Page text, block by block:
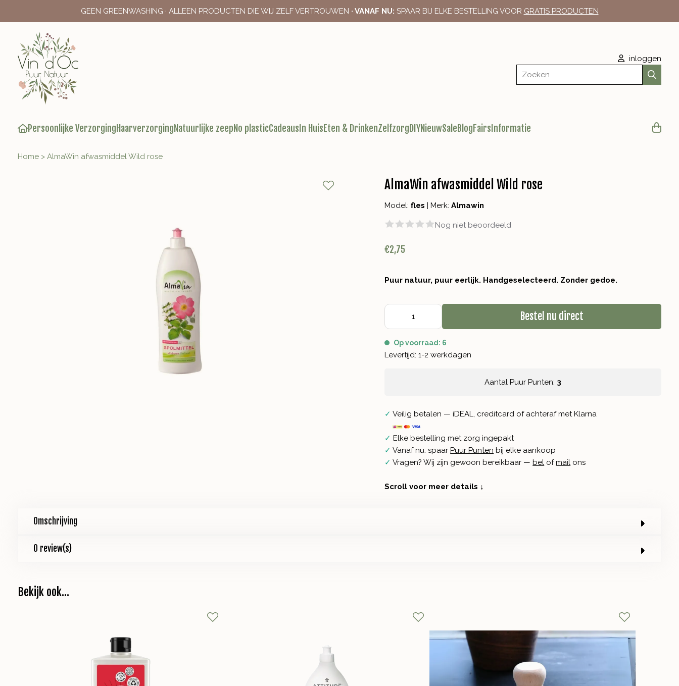
GEEN GREENWASHING · ALLEEN PRODUCTEN DIE WIJ ZELF VERTROUWEN · VANAF NU: SPAAR BIJ ELKE BESTELLING VOOR GRATIS PRODUCTEN
inloggen
Zoeken
Persoonlijke VerzorgingHaarverzorgingNatuurlijke zeepNo plasticCadeaus In HuisEten & DrinkenZelfzorgDIYNieuwSaleBlogFairs Informatie
Home > AlmaWin afwasmiddel Wild rose
AlmaWin afwasmiddel Wild rose
Model:fles Merk:Almawin
Nog niet beoordeeld
€2,75
Puur natuur, puur eerlijk. Handgeselecteerd. Zonder gedoe.
Bestel nu direct
Op voorraad: 6
Levertijd: 1-2 werkdagen
Aantal Puur Punten: 3
✓ Veilig betalen — iDEAL, creditcard of achteraf met Klarna
✓ Elke bestelling met zorg ingepakt
✓ Vanaf nu: spaar Puur Punten bij elke aankoop
✓ Vragen? Wij zijn gewoon bereikbaar — bel ofmail ons
Scroll voor meer details ↓
Omschrijving
0 review(s)
Bekijk ook...